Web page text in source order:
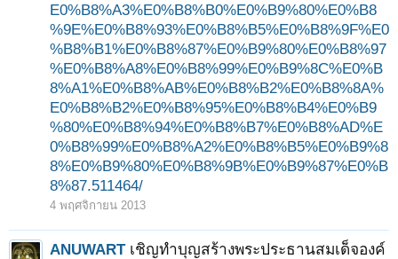
E0%B8%A3%E0%B8%B0%E0%B9%80%E0%B8
%9E%E0%B8%93%E0%B8%B5%E0%B8%9F%E0
%B8%B1%E0%B8%87%E0%B9%80%E0%B8%97
%E0%B8%A8%E0%B8%99%E0%B9%8C%E0%B
8%A1%E0%B8%AB%E0%B8%B2%E0%B8%8A%
E0%B8%B2%E0%B8%95%E0%B8%B4%E0%B9
%80%E0%B8%94%E0%B8%B7%E0%B8%AD%E
0%B8%99%E0%B8%A2%E0%B8%B5%E0%B9%8
8%E0%B9%80%E0%B8%9B%E0%B9%87%E0%B
8%87.511464/
4 พฤศจิกายน 2013
ANUWART เชิญทำบุญสร้างพระประธานสมเด็จองค์